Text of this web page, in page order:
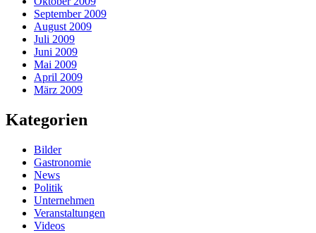
September 2009
August 2009
Juli 2009
Juni 2009
Mai 2009
April 2009
März 2009
Kategorien
Bilder
Gastronomie
News
Politik
Unternehmen
Veranstaltungen
Videos